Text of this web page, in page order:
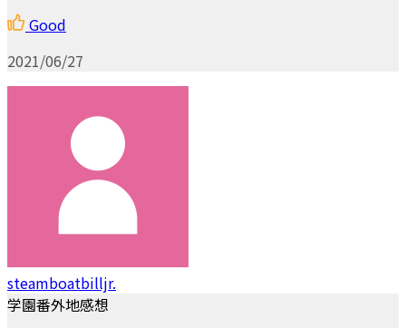
Good
2021/06/27
steamboatbilljr.
学園番外地感想